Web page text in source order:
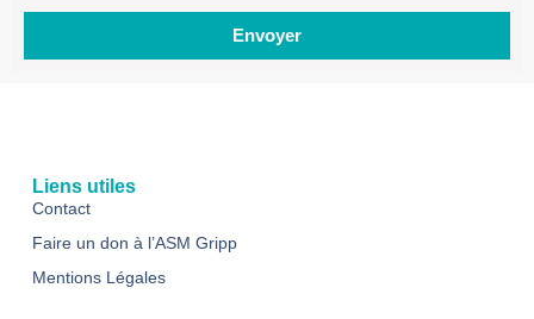
Envoyer
Liens utiles
Contact
Faire un don à l’ASM Gripp
Mentions Légales